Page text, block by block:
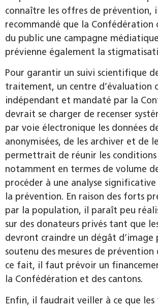
connaître les offres de prévention,
recommandé que la Confédération
du public une campagne
prévienne également la
Pour garantir un suivi scientifique
traitement, un centre d’évaluation
indépendant et mandaté par la
devrait se charger de recenser
par voie électronique les données
anonymisées, de les archiver et de
permettrait de réunir les conditions
notamment en termes de volume
procéder à une analyse
la prévention. En raison des forts
par la population, il paraît peu
sur des donateurs privés tant que
devront craindre un dégât d’image
soutenu des mesures de prévention
ce fait, il faut prévoir un
la Confédération et des cantons.
Enfin, il faudrait veiller à ce que